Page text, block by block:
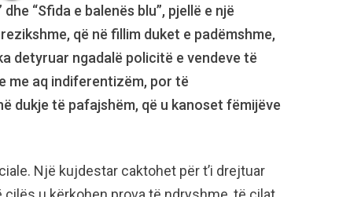
“Sfida e balenës blu”, pjellë e një
që në fillim duket e padëmshme,
detyruar ngadalë policitë e vendeve të
me aq indiferentizëm, por të
dukje të pafajshëm, që u kanoset fëmijëve
Një kujdestar caktohet për t’i drejtuar